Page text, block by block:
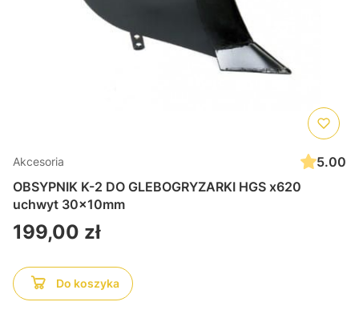
Akcesoria
5.00
OBSYPNIK K-2 DO GLEBOGRYZARKI HGS x620
uchwyt 30x10mm
Cena
199,00 zł
Do koszyka